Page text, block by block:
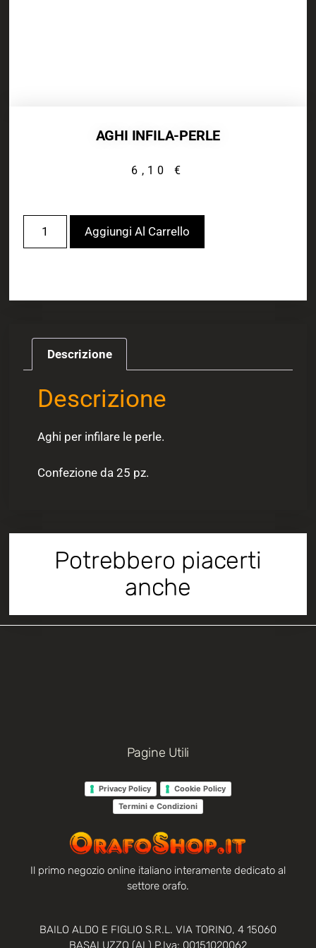
AGHI INFILA-PERLE
6,10€
Aggiungi Al Carrello
Descrizione
Descrizione
Aghi per infilare le perle.
Confezione da 25 pz.
Potrebbero piacerti
anche
Pagine Utili
Privacy Policy
Cookie Policy
Termini e Condizioni
Il primo negozio online italiano interamente dedicato al
settore orafo.
BAILO ALDO E FIGLIO S.R.L. VIA TORINO, 4 15060